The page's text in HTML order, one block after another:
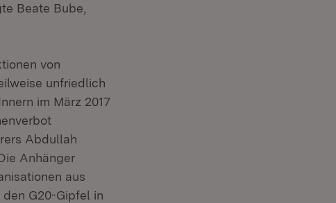
Beate Bube,
von
unfriedlich
im März 2017
Abdullah
Anhänger
aus
G20-Gipfel in